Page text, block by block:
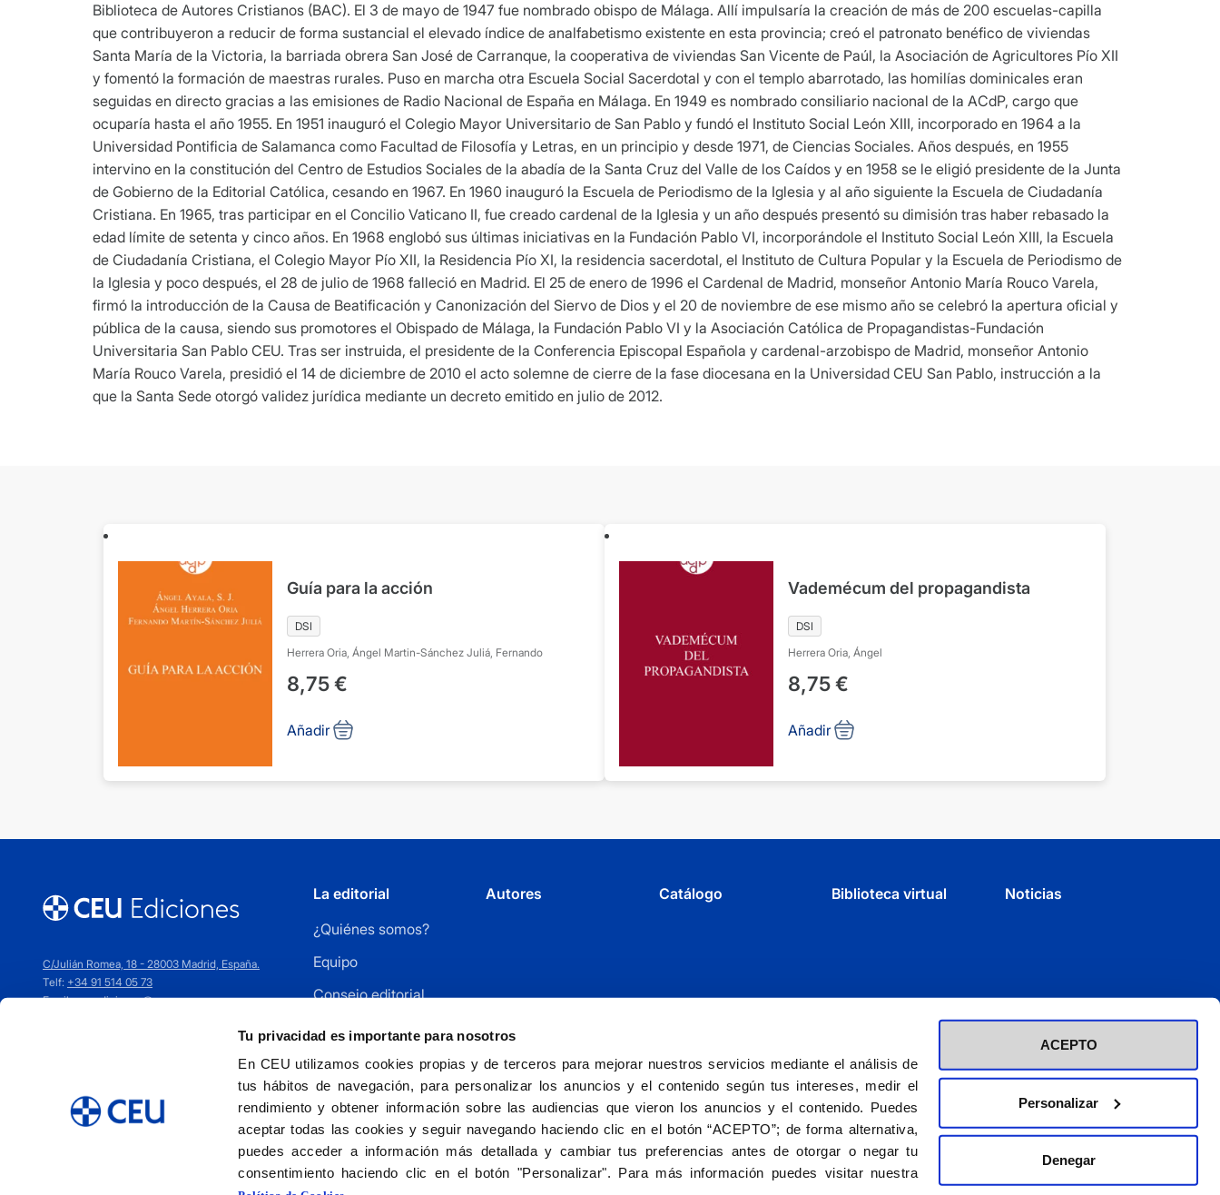
Tu privacidad es importante para nosotros
En CEU utilizamos cookies propias y de terceros para mejorar nuestros servicios mediante el análisis de
tus hábitos de navegación, para personalizar los anuncios y el contenido según tus intereses, medir el
rendimiento y obtener información sobre las audiencias que vieron los anuncios y el contenido. Puedes
aceptar todas las cookies y seguir navegando haciendo clic en el botón “ACEPTO”; de forma alternativa,
puedes acceder a información más detallada y cambiar tus preferencias antes de otorgar o negar tu
consentimiento haciendo clic en el botón "Personalizar". Para más información puedes visitar nuestra
ACEPTO
Personalizar
Denegar
Biblioteca de Autores Cristianos (BAC). El 3 de mayo de 1947 fue nombrado obispo de Málaga. Allí impulsaría la creación de más de 200 escuelas-capilla
que contribuyeron a reducir de forma sustancial el elevado índice de analfabetismo existente en esta provincia; creó el patronato benéfico de viviendas
Santa María de la Victoria, la barriada obrera San José de Carranque, la cooperativa de viviendas San Vicente de Paúl, la Asociación de Agricultores Pío XII
y fomentó la formación de maestras rurales. Puso en marcha otra Escuela Social Sacerdotal y con el templo abarrotado, las homilías dominicales eran
seguidas en directo gracias a las emisiones de Radio Nacional de España en Málaga. En 1949 es nombrado consiliario nacional de la ACdP, cargo que
ocuparía hasta el año 1955. En 1951 inauguró el Colegio Mayor Universitario de San Pablo y fundó el Instituto Social León XIII, incorporado en 1964 a la
Universidad Pontificia de Salamanca como Facultad de Filosofía y Letras, en un principio y desde 1971, de Ciencias Sociales. Años después, en 1955
intervino en la constitución del Centro de Estudios Sociales de la abadía de la Santa Cruz del Valle de los Caídos y en 1958 se le eligió presidente de la Junta
de Gobierno de la Editorial Católica, cesando en 1967. En 1960 inauguró la Escuela de Periodismo de la Iglesia y al año siguiente la Escuela de Ciudadanía
Cristiana. En 1965, tras participar en el Concilio Vaticano II, fue creado cardenal de la Iglesia y un año después presentó su dimisión tras haber rebasado la
edad límite de setenta y cinco años. En 1968 englobó sus últimas iniciativas en la Fundación Pablo VI, incorporándole el Instituto Social León XIII, la Escuela
de Ciudadanía Cristiana, el Colegio Mayor Pío XII, la Residencia Pío XI, la residencia sacerdotal, el Instituto de Cultura Popular y la Escuela de Periodismo de
la Iglesia y poco después, el 28 de julio de 1968 falleció en Madrid. El 25 de enero de 1996 el Cardenal de Madrid, monseñor Antonio María Rouco Varela,
firmó la introducción de la Causa de Beatificación y Canonización del Siervo de Dios y el 20 de noviembre de ese mismo año se celebró la apertura oficial y
pública de la causa, siendo sus promotores el Obispado de Málaga, la Fundación Pablo VI y la Asociación Católica de Propagandistas-Fundación
Universitaria San Pablo CEU. Tras ser instruida, el presidente de la Conferencia Episcopal Española y cardenal-arzobispo de Madrid, monseñor Antonio
María Rouco Varela, presidió el 14 de diciembre de 2010 el acto solemne de cierre de la fase diocesana en la Universidad CEU San Pablo, instrucción a la
que la Santa Sede otorgó validez jurídica mediante un decreto emitido en julio de 2012.
Guía para la acción
DSI
Herrera Oria, Ángel Martin-Sánchez Juliá, Fernando
8,75€
Añadir
Vademécum del propagandista
DSI
Herrera Oria, Ángel
8,75€
Añadir
C/Julián Romea, 18 - 28003 Madrid, España.
Telf: +34 91 514 05 73
Email:ceuediciones@ceu.es
La editorial
¿Quiénes somos?
Equipo
Consejo editorial
Cómo publicar
Distribuidores
Contacto
Autores Catálogo Biblioteca virtual Noticias
Fundación Universitaria San Pablo CEU - entidad inscrita en el Registro de Fundaciones con el nº 60 / CIF (G-28423275)
El CEU es una obra de la Asociación Católica de Propagandistas